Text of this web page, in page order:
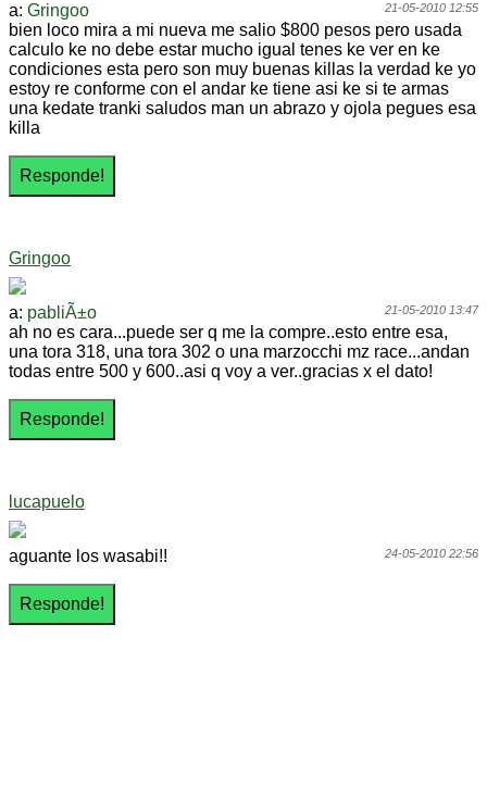
21-05-2010 12:55
a: Gringoo
bien loco mira a mi nueva me salio $800 pesos pero usada
calculo ke no debe estar mucho igual tenes ke ver en ke
condiciones esta pero son muy buenas killas la verdad ke yo
estoy re conforme con el andar ke tiene asi ke si te armas
una kedate tranki saludos man un abrazo y ojola pegues esa
killa
Gringoo
21-05-2010 13:47
a: pabliÃ±o
ah no es cara...puede ser q me la compre..esto entre esa,
una tora 318, una tora 302 o una marzocchi mz race...andan
todas entre 500 y 600..asi q voy a ver..gracias x el dato!
lucapuelo
24-05-2010 22:56
aguante los wasabi!!